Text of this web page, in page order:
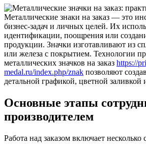
Металлические знаки на заказ — это
бизнес-задач и личных целей. Их
идентификации, поощрения или
продукции. Значки изготавливают из
или железа с покрытием. Технологии
металлических значков на заказ https://
medal.ru/index.php/znak позволяют
детальной графикой, цветной заливкой
Основные этапы
производителем
Работа над заказом включает